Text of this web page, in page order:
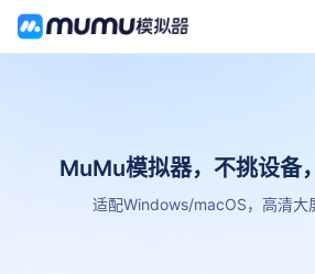
MuMu模拟器，不挑设备
适配Windows/macOS，高清大